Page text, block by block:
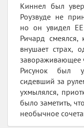
Киннел был
Роузвуде не
но он увидел
Ричард смеялся,
внушает страх,
завораживающее
Рисунок был
сидевший за
ухмылялся,
было заметить,
необычное